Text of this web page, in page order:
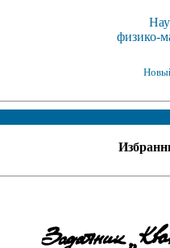
физико-